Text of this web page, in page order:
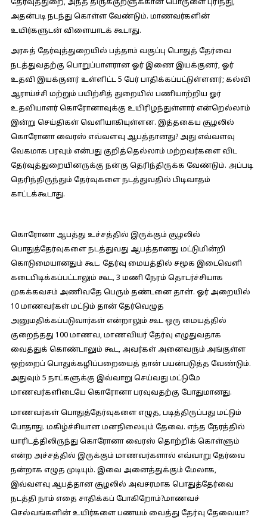
தேர்வுத்துறை, அந்த திருக்குறளுக்கான பொருளை புரிந்து,
அதன்படி நடந்து கொள்ள வேண்டும். மாணவர்களின்
உயிர்களுடன் விளையாடக் கூடாது.
அரசுத் தேர்வுத்துறையில் பத்தாம் வகுப்பு பொதுத் தேர்வை
நடத்துவதற்கு பொறுப்பாளரான ஓர் இணை இயக்குனர், ஓர்
உதவி இயக்குனர் உள்ளிட்ட 5 பேர் பாதிக்கப்பட்டுள்ளனர்; கல்வி
ஆராய்ச்சி மற்றும் பயிற்சித் துறையில் பணியாற்றிய ஓர்
உதவியாளர் கொரோனாவுக்கு உயிரிழந்துள்ளார் என்றெல்லாம்
இன்று செய்திகள் வெளியாகியுள்ளன. இத்தகைய சூழலில்
கொரோனா வைரஸ் எவ்வளவு ஆபத்தானது? அது எவ்வளவு
வேகமாக பரவும் என்பது குறித்தெல்லாம் மற்றவர்களை விட
தேர்வுத்துறையினருக்கு நன்கு தெரிந்திருக்க வேண்டும். அப்படி
தெரிந்திருந்தும் தேர்வுகளை நடத்துவதில் பிடிவாதம்
காட்டக்கூடாது.
கொரோனா ஆபத்து உச்சத்தில் இருக்கும் சூழலில்
பொதுத்தேர்வுகளை நடத்துவது ஆபத்தானது மட்டுமின்றி
கொடுமையானதும் கூட. தேர்வு மையத்தில் சமூக இடைவெளி
கடைபிடிக்கப்பட்டாலும் கூட, 3 மணி நேரம் தொடர்ச்சியாக
முகக்கவசம் அணிவதே பெரும் தண்டனை தான். ஓர் அறையில்
10 மாணவர்கள் மட்டும் தான் தேர்வெழுத
அனுமதிக்கப்படுவார்கள் என்றாலும் கூட ஒரு மையத்தில்
குறைந்தது 100 மாணவ, மாணவியர் தேர்வு எழுதுவதாக
வைத்துக் கொண்டாலும் கூட, அவர்கள் அனைவரும் அங்குள்ள
ஒற்றைப் பொதுக்கழிப்பறையைத் தான் பயன்படுத்த வேண்டும்.
அதுவும் 5 நாட்களுக்கு இவ்வாறு செய்வது மட்டுமே
மாணவர்களிடையே கொரோனா பரவுவதற்கு போதுமானது.
மாணவர்கள் பொதுத்தேர்வுகளை எழுத, படித்திருப்பது மட்டும்
போதாது. மகிழ்ச்சியான மனநிலையும் தேவை. எந்த நேரத்தில்
யாரிடத்திலிருந்து கொரோனா வைரஸ் தொற்றிக் கொள்ளும்
என்ற அச்சத்தில் இருக்கும் மாணவர்களால் எவ்வாறு தேர்வை
நன்றாக எழுத முடியும். இவை அனைத்துக்கும் மேலாக,
இவ்வளவு ஆபத்தான சூழலில் அவசரமாக பொதுத்தேர்வை
நடத்தி நாம் எதை சாதிக்கப் போகிறோம்?மாணவச்
செல்வங்களின் உயிர்களை பணயம் வைத்து தேர்வு தேவையா?